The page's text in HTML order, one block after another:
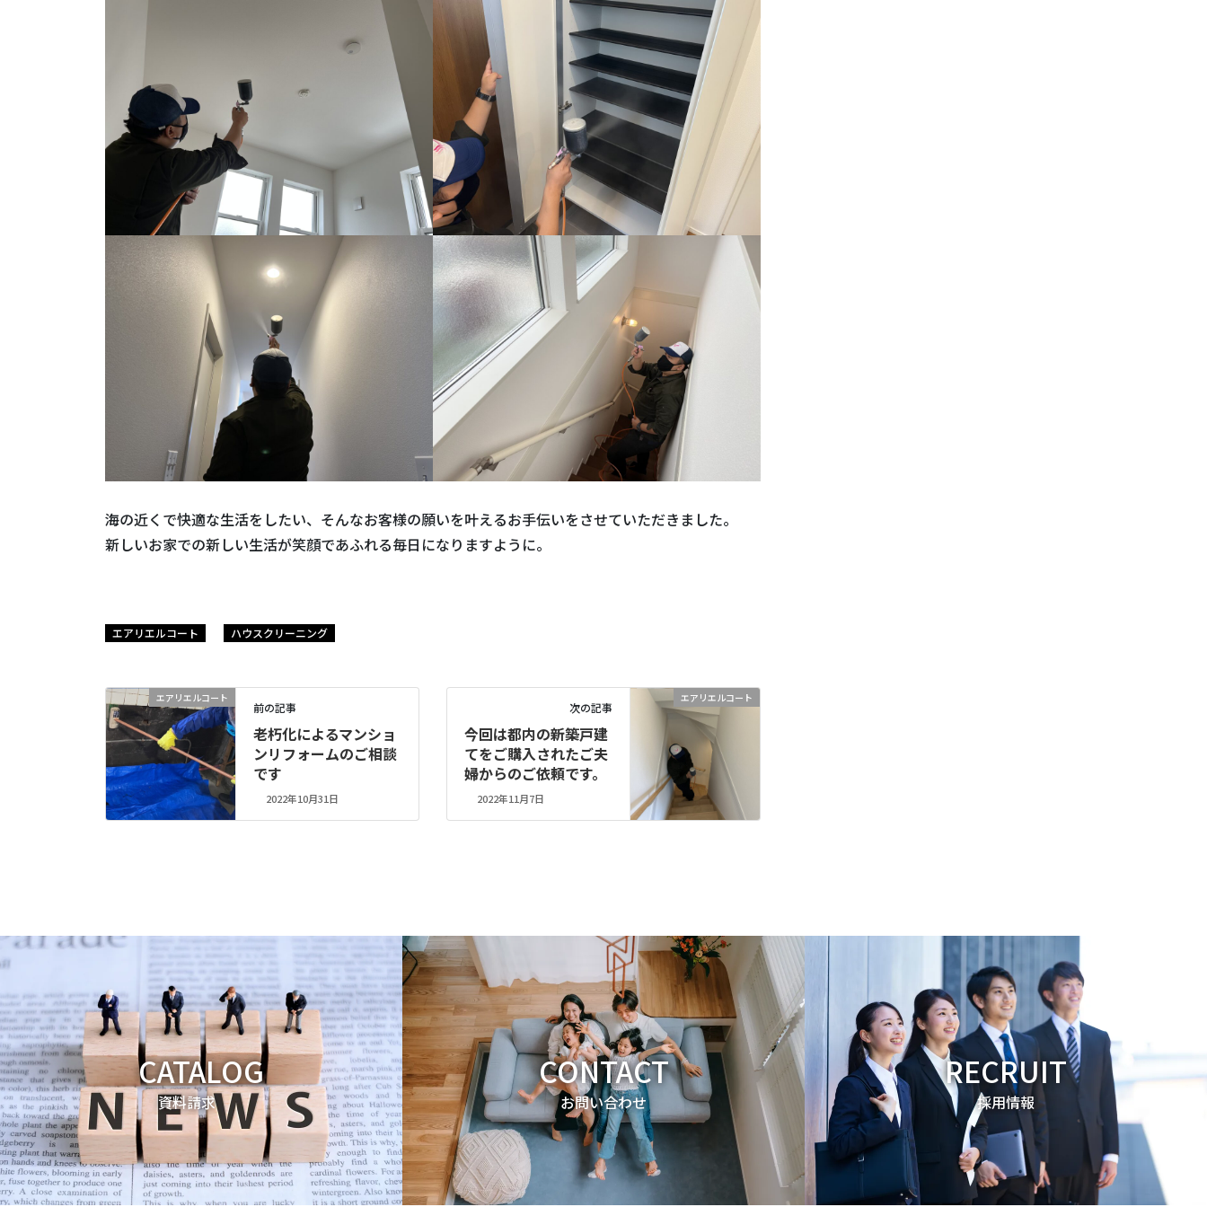
海の近くで快適な生活をしたい、そんなお客様の願いを叶えるお手伝いをさせていただきました。
新しいお家での新しい生活が笑顔であふれる毎日になりますように。
エアリエルコート ハウスクリーニング
エアリエルコート
前の記事
老朽化によるマンショ
ンリフォームのご相談
です
2022年10月31日
エアリエルコート
次の記事
今回は都内の新築戸建
てをご購入されたご夫
婦からのご依頼です。
2022年11月7日
CATALOG
資料請求
CONTACT
お問い合わせ
RECRUIT
採用情報